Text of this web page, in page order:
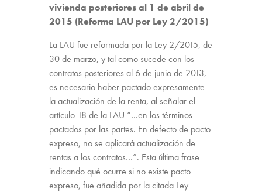
vivienda posteriores al 1 de abril de
2015 (Reforma LAU por Ley 2/2015)
La LAU fue reformada por la Ley 2/2015, de
30 de marzo, y tal como sucede con los
contratos posteriores al 6 de junio de 2013,
es necesario haber pactado expresamente
la actualización de la renta, al señalar el
artículo 18 de la LAU “…en los términos
pactados por las partes. En defecto de pacto
expreso, no se aplicará actualización de
rentas a los contratos…”. Esta última frase
indicando qué ocurre si no existe pacto
expreso, fue añadida por la citada Ley